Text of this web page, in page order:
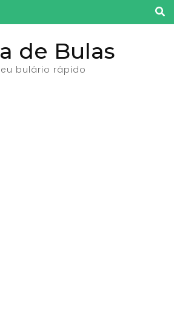
de Bulas
bulário rápido